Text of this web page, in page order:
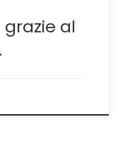
grazie al